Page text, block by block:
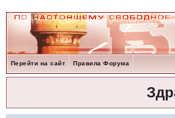
Перейти на сайт Правила Форума